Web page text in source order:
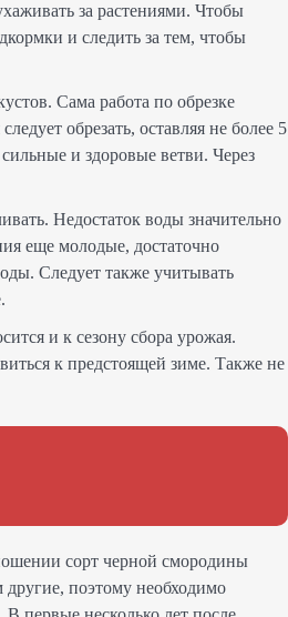
за растениями. Чтобы
и следить за тем, чтобы
Сама работа по обрезке
обрезать, оставляя не более 5
сильные и здоровые ветви. Через
Недостаток воды значительно
еще молодые, достаточно
Следует также учитывать
и к сезону сбора урожая.
к предстоящей зиме. Также не
сорт черной смородины
другие, поэтому необходимо